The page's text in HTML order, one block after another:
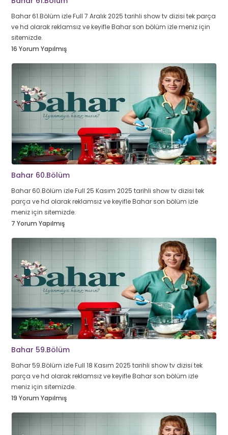
Bahar 61.Bölüm izle Full 7 Aralık 2025 tarihli show tv dizisi tek parça
ve hd olarak reklamsız ve keyifle Bahar son bölüm izle meniz için
sitemizde.
16 Yorum Yapılmış
Bahar 60.Bölüm
Bahar 60.Bölüm izle Full 25 Kasım 2025 tarihli show tv dizisi tek
parça ve hd olarak reklamsız ve keyifle Bahar son bölüm izle
meniz için sitemizde.
7 Yorum Yapılmış
Bahar 59.Bölüm
Bahar 59.Bölüm izle Full 18 Kasım 2025 tarihli show tv dizisi tek
parça ve hd olarak reklamsız ve keyifle Bahar son bölüm izle
meniz için sitemizde.
19 Yorum Yapılmış